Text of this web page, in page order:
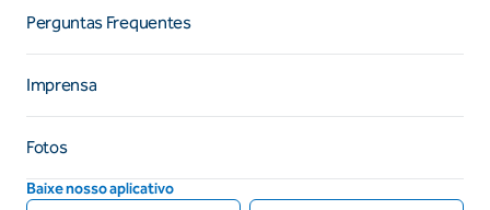
Perguntas Frequentes
Imprensa
Fotos
Baixe nosso aplicativo